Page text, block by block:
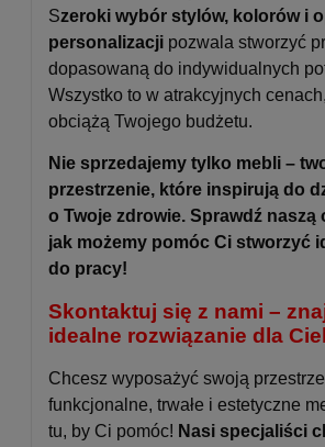
Szeroki wybór stylów, kolorów i
personalizacji pozwala stworzyć
dopasowaną do indywidualnych
Wszystko to w atrakcyjnych
obciążą Twojego budżetu.
Nie sprzedajemy tylko mebli –
przestrzenie, które inspirują do
o Twoje zdrowie. Sprawdź naszą
jak możemy pomóc Ci stworzyć
do pracy!
Skontaktuj się z nami –
idealne rozwiązanie dla
Chcesz wyposażyć swoją
funkcjonalne, trwałe i estetyczne
tu, by Ci pomóc! Nasi specjaliści